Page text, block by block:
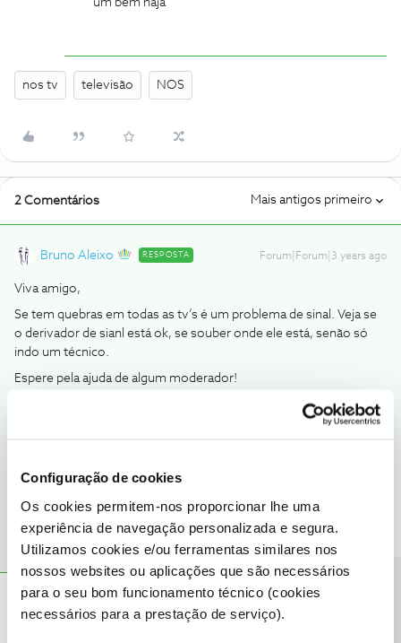
Configuração de cookies
Os cookies permitem-nos proporcionar lhe uma
experiência de navegação personalizada e segura.
Utilizamos cookies e/ou ferramentas similares nos
nossos websites ou aplicações que são necessários
para o seu bom funcionamento técnico (cookies
necessários para a prestação de serviço).
um bem haja
nos tv televisão NOS
2 Comentários Mais antigos primeiro
Bruno Aleixo RESPOSTA Forum|Forum|3 years ago
Viva amigo,
Se tem quebras em todas as tv’s é um problema de sinal. Veja se
o derivador de sianl está ok, se souber onde ele está, senão só
indo um técnico.
Espere pela ajuda de algum moderador!
João H. Forum|Forum|3 years ago